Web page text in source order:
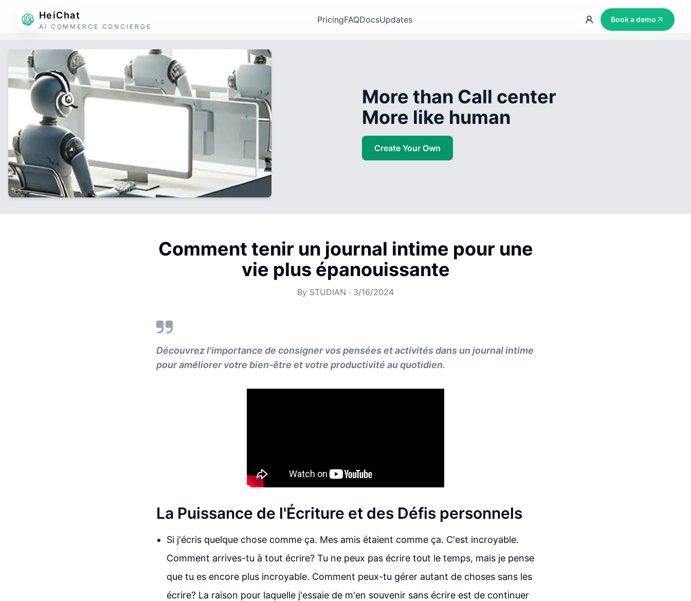
HeiChat
AI COMMERCE CONCIERGE
PricingFAQDocsUpdates Book a demo
More than Call center
More like human
Create Your Own
Comment tenir un journal intime pour une
vie plus épanouissante
By STUDIAN · 3/16/2024
Découvrez l'importance de consigner vos pensées et activités dans un journal intime
pour améliorer votre bien-être et votre productivité au quotidien.
La Puissance de l'Écriture et des Défis personnels
Si j'écris quelque chose comme ça. Mes amis étaient comme ça. C'est incroyable.
Comment arrives-tu à tout écrire? Tu ne peux pas écrire tout le temps, mais je pense
que tu es encore plus incroyable. Comment peux-tu gérer autant de choses sans les
écrire? La raison pour laquelle j'essaie de m'en souvenir sans écrire est de continuer